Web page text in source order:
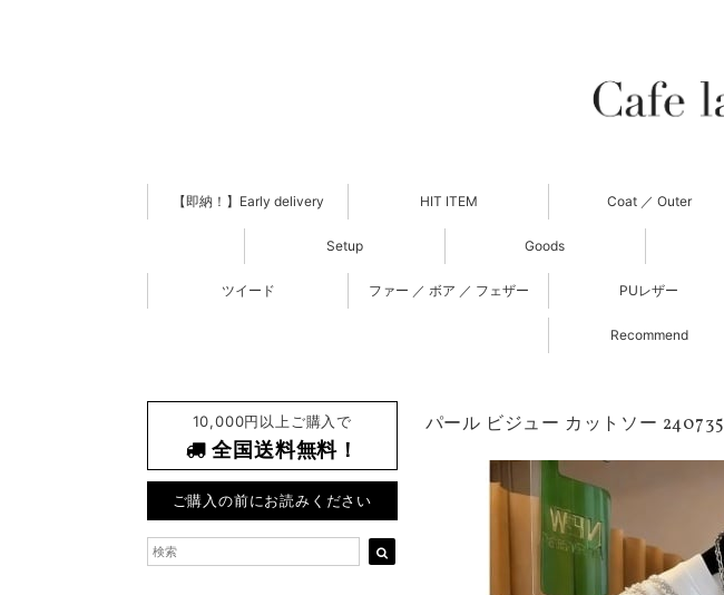
【即納！】Early delivery HIT ITEM Coat ／ Outer
Setup Goods
ツイード ファー ／ ボア ／ フェザー PUレザー
Recommend
10,000円以上ご購入で
全国送料無料！
ご購入の前にお読みください
パール ビジュー カットソー 240735